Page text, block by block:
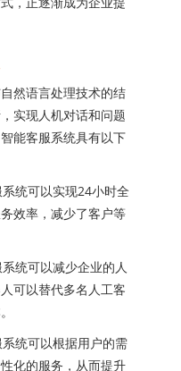
然语言处理技术的结
实现人机对话和问题
能客服系统具有以下
统可以实现24小时全
效率，减少了客户等
统可以减少企业的人
可以替代多名人工客
统可以根据用户的需
化的服务，从而提升